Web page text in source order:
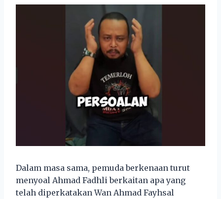
Dalam masa sama, pemuda berkenaan turut
menyoal Ahmad Fadhli berkaitan apa yang
telah diperkatakan Wan Ahmad Fayhsal